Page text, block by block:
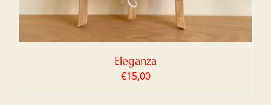
Eleganza
€15,00